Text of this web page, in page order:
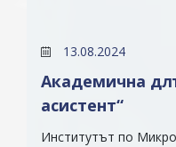
13.08.2024
Академична
асистент“
Институтът по